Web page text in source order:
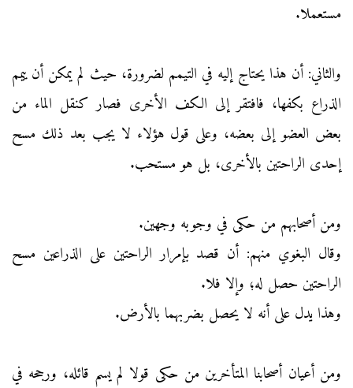
مستعملا.
والثاني: أن هذا يحتاج إليه في التيمم لضرورة، حيث لم يمكن أن ييمم
الذراع بكفها، فافتقر إلى الكف الأخرى فصار كنقل الماء من
بعض العضو إلى بعضه، وعلى قول هؤلاء لا يجب بعد ذلك مسح
إحدى الراحتين بالأخرى، بل هو مستحب.
ومن أصحابهم من حكى في وجوبه وجهين.
وقال البغوي منهم: أن قصد بإمرار الراحتين على الذراعين مسح
الراحتين حصل له؛ وإلا فلا.
وهذا يدل على أنه لا يحصل بضربهما بالأرض.
ومن أعيان أصحابنا المتأخرين من حكى قولا لم يسم قائله، ورجحه في